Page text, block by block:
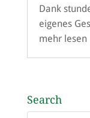
Dank
eigenes
mehr lesen
Search